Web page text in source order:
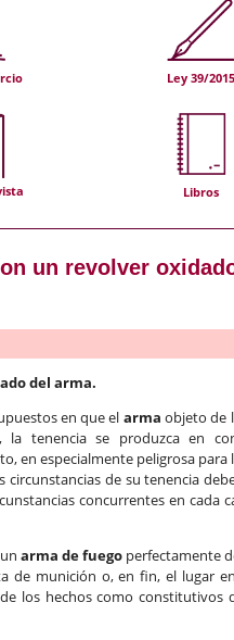
Ley 39/2015
Libros
un revolver
del arma.
en que el arma objeto de
la tenencia se produzca en
en especialmente peligrosa para
circunstancias de su tenencia
concurrentes en cada
arma de fuego perfectamente
de munición o, en fin, el lugar
los hechos como constitutivos